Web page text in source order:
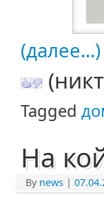
(далее...)
Tagged
На
By news |